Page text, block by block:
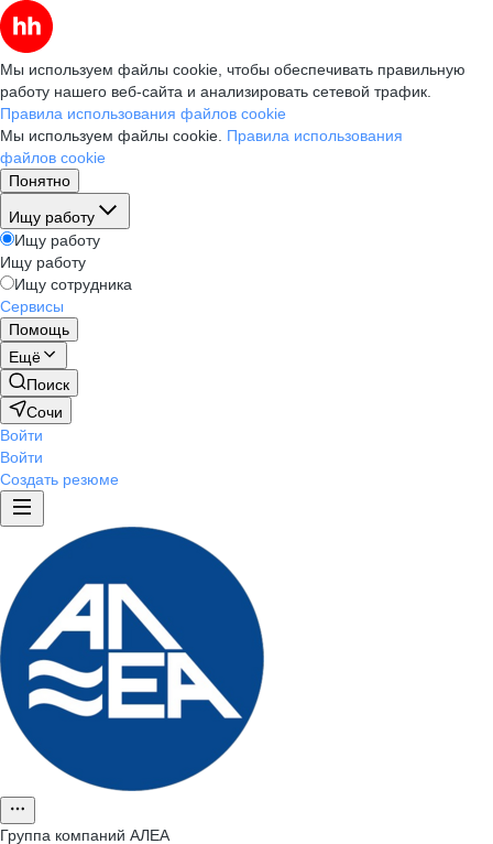
Мы используем файлы cookie, чтобы обеспечивать правильную
работу нашего веб-сайта и анализировать сетевой трафик.
Правила использования файлов cookie
Мы используем файлы cookie. Правила использования
файлов cookie
Понятно
Ищу работу
Ищу работу
Ищу работу
Ищу сотрудника
Сервисы
Помощь
Ещё
Поиск
Сочи
Войти
Войти
Создать резюме
Группа компаний АЛЕА